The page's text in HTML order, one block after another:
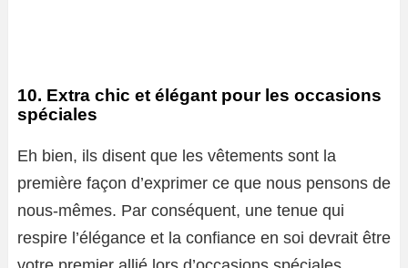
10. Extra chic et élégant pour les occasions
spéciales
Eh bien, ils disent que les vêtements sont la
première façon d’exprimer ce que nous pensons de
nous-mêmes. Par conséquent, une tenue qui
respire l’élégance et la confiance en soi devrait être